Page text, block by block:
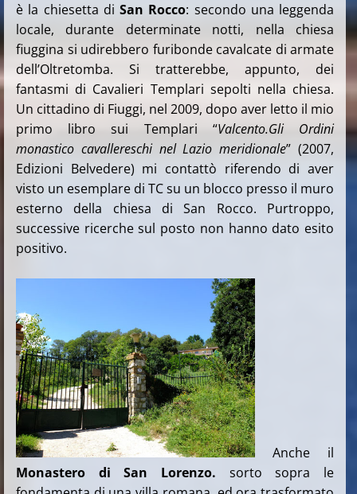
è la chiesetta diSan Rocco: secondo una leggenda
locale, durante determinate notti, nella chiesa
fiuggina si udirebbero furibonde cavalcate di armate
dell’Oltretomba. Si tratterebbe, appunto, dei
fantasmi di Cavalieri Templari sepolti nella chiesa.
Un cittadino di Fiuggi, nel 2009, dopo aver letto il mio
primo libro sui Templari “Valcento.Gli Ordini
monastico cavallereschi nel Lazio meridionale” (2007,
Edizioni Belvedere) mi contattò riferendo di aver
visto un esemplare di TC su un blocco presso il muro
esterno della chiesa di San Rocco. Purtroppo,
successive ricerche sul posto non hanno dato esito
positivo.
Anche il
Monastero di San Lorenzo. sorto sopra le